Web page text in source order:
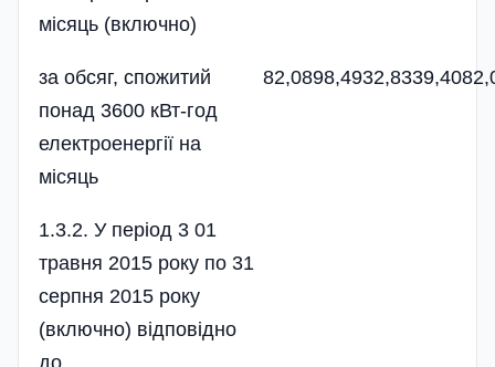
місяць (включно)
за обсяг, спожитий
понад 3600 кВт-год
електроенергії на
місяць
82,0898,4932,8339,40
1.3.2. У період 3 01
травня 2015 року по 31
серпня 2015 року
(включно) відповідно
до